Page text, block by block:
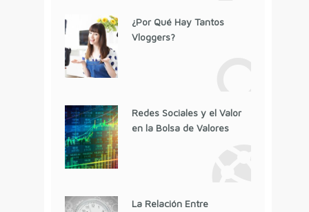
¿Por Qué Hay Tantos
Vloggers?
Redes Sociales y el Valor
en la Bolsa de Valores
La Relación Entre